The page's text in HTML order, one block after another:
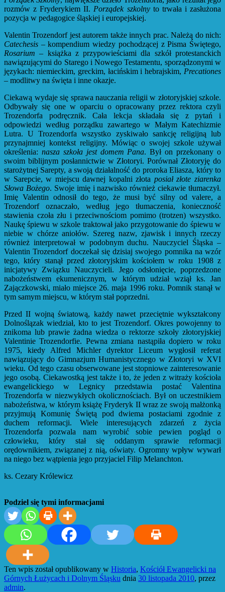
rozmów z Fryderykiem II. Porządek szkolnyto trwała i zasłużona
pozycja w pedagogice śląskiej i europejskiej.
Valentin Trozendorf jest autorem także innych prac. Należą do nich:
Catechesis – kompendium wiedzy pochodzącej z Pisma Świętego,
Rosarium – książka z przypowieściami dla szkół protestanckich
nawiązującymi do Starego i Nowego Testamentu, sporządzonymi w
językach: niemieckim, greckim, łacińskim i hebrajskim, Precationes
– modlitwy na święta i inne okazje.
Ciekawą wydaje się sprawa nauczania religii w złotoryjskiej szkole.
Odbywały się one w oparciu o opracowany przez rektora czyli
Trozendorfa podręcznik. Cała lekcja składała się z pytań i
odpowiedzi według porządku zawartego w Małym Katechizmie
Lutra. U Trozendorfa wszystko zyskiwało sankcję religijną lub
przynajmniej kontekst religijny. Mówiąc o swojej szkole używał
określenia: nasza szkoła jest domem Pana. Był on przekonany o
swoim biblijnym posłannictwie w Złotoryi. Porównał Złotoryję do
starożytnej Sarepty, a swoją działalność do proroka Eliasza, który to
w Sarepcie, w miejscu dawnej kopalni złota posiał złote ziarenka
Słowa Bożego. Swoje imię i nazwisko również ciekawie tłumaczył.
Imię Valentin odnosił do tego, że musi być silny od valere, a
Trozendorf oznaczało, według jego tłumaczenia, konieczność
stawienia czoła złu i przeciwnościom pomimo (trotzen) wszystko.
Naukę śpiewu w szkole traktował jako przygotowanie do śpiewu w
niebie w chórze aniołów. Szereg nazw, zjawisk i innych rzeczy
również interpretował w podobnym duchu. Nauczyciel Śląska –
Valentin Trozendorf doczekał się dzisiaj swojego pomnika na wzór
tego, który stanął przed złotoryjskim kościołem w roku 1908 z
inicjatywy Związku Nauczycieli. Jego odsłonięcie, poprzedzone
nabożeństwem ekumenicznym, w którym udział wziął ks. Jan
Zajączkowski, miało miejsce 26. maja 1996 roku. Pomnik stanął w
tym samym miejscu, w którym stał poprzedni.
Przed II wojną światową, każdy nawet przeciętnie wykształcony
Dolnoślązak wiedział, kto to jest Trozendorf. Okres powojenny to
znikoma lub prawie żadna wiedza o rektorze szkoły złotoryjskiej
Valentinie Trozendorfie. Pewna zmiana nastąpiła dopiero w roku
1975, kiedy Alfred Michler dyrektor Liceum wygłosił referat
nawiązujący do Gimnazjum Humanistycznego w Złotoryi w XVI
wieku. Od tego czasu obserwowane jest stopniowe zainteresowanie
jego osobą. Ciekawostką jest także i to, że jeden z witraży kościoła
ewangelickiego w Legnicy przedstawia postać Valentina
Trozendorfa w niezwykłych okolicznościach. Był on uczestnikiem
nabożeństwa, w którym książę Fryderyk II wraz ze swoją małżonką
przyjmują Komunię Świętą pod dwiema postaciami zgodnie z
duchem reformacji. Wiele interesujących zdarzeń z życia
Trozendorfa pozwala nam wyrobić sobie pewien pogląd o
człowieku, który stał się oddanym sprawie reformacji
orędownikiem, związanej z nią, oświaty. Ogromny wpływ wywarł
na niego bez wątpienia jego przyjaciel Filip Melanchton.
ks. Cezary Królewicz
Podziel się tymi informacjami
Ten wpis został opublikowany w Historia, Kościół Ewangelicki na
Górnych Łużycach i Dolnym Śląsku dnia 30 listopada 2010, przez
admin.